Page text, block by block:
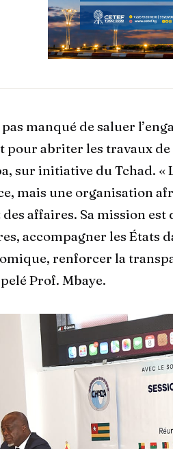
pas manqué de saluer
pour abriter les travaux
sur initiative du Tchad. «
mais une organisation
affaires. Sa mission
accompagner les États
renforcer la
Prof. Mbaye.